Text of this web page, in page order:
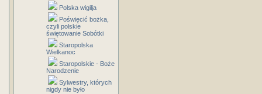
Polska wigilja
Poświęcić bożka,
czyli polskie
świętowanie Sobótki
Staropolska
Wielkanoc
Staropolskie - Boże
Narodzenie
Sylwestry, których
nigdy nie było